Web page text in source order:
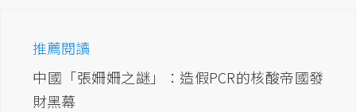
推薦閱讀
中國「張姍姍之謎」：造假PCR的核酸帝國發
財黑幕